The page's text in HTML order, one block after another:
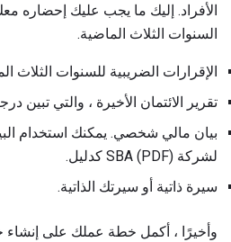
الأفراد. إليك ما يجب عليك إحضاره
السنوات الثلاث الماضية.
الإقرارات الضريبية للسنوات الثلاث
تقرير الائتمان الأخيرة ، والتي تبين
بيان مالي شخصي. يمكنك استخدام
لشركة SBA (PDF) كدليل.
سيرة ذاتية أو سيرتك الذاتية.
وأخيرًا ، أكمل خطة عملك على إنشاء